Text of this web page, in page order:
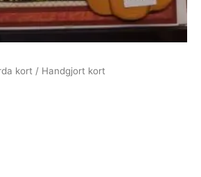
kort / Handgjort kort